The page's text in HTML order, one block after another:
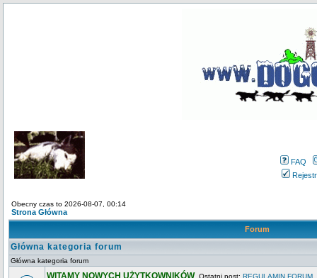
FAQ
Obecny czas to 2026-08-07, 00:14
Strona Główna
Forum
Główna kategoria forum
Główna kategoria forum
WITAMY NOWYCH UŻYTKOWNIKÓW Ostatni post: REGULAMIN FORUM